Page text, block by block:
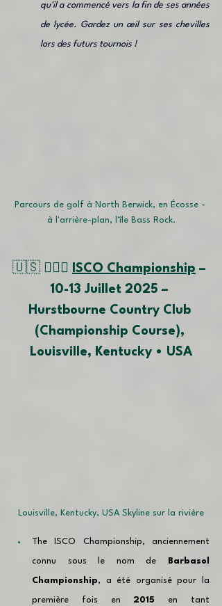
qu'il a commencé vers la fin de ses années
de lycée. Gardez un œil sur ses chevilles
lors des futurs tournois !
Parcours de golf à North Berwick, en Écosse -
à l'arrière-plan, l'île Bass Rock.
🇺🇸 🏌🏽‍♂️ ISCO Championship –
10-13 Juillet 2025 –
Hurstbourne Country Club
(Championship Course),
Louisville, Kentucky • USA
Louisville, Kentucky, USA Skyline sur la rivière
The ISCO Championship, anciennement
connu sous le nom de Barbasol
Championship, a été organisé pour la
première fois en 2015 en tant